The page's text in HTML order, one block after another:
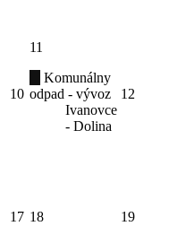
10
11
Komunálny
odpad - vývoz
Ivanovce
- Dolina
12
17 18 19